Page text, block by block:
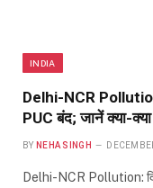
INDIA
Delhi-NCR
PUC बंद; जानें क्या-
BY NEHA SINGH
Delhi-NCR Pollution: